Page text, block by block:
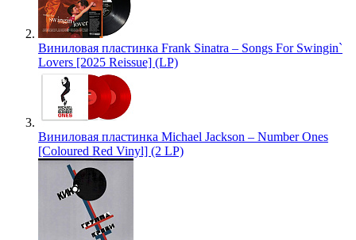
Виниловая пластинка Frank Sinatra – Songs For Swingin`
Lovers [2025 Reissue] (LP)
Виниловая пластинка Michael Jackson – Number Ones
[Coloured Red Vinyl] (2 LP)